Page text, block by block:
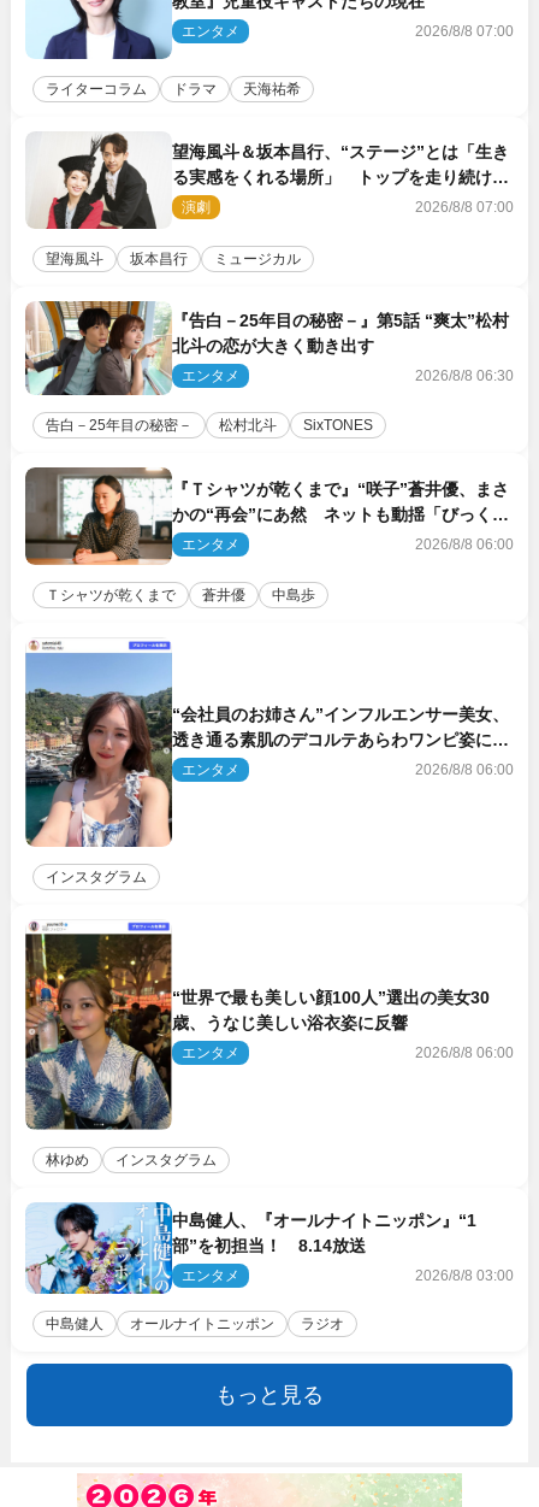
エンタメ 2026/8/8 07:00
ライターコラム ドラマ 天海祐希
望海風斗＆坂本昌行、“ステージ”とは「生き
る実感をくれる場所」 トップを走り続ける
原動力を語る
演劇 2026/8/8 07:00
望海風斗 坂本昌行 ミュージカル
『告白－25年目の秘密－』第5話 “爽太”松村
北斗の恋が大きく動き出す
エンタメ 2026/8/8 06:30
告白－25年目の秘密－ 松村北斗 SixTONES
『Ｔシャツが乾くまで』“咲子”蒼井優、まさ
かの“再会”にあ然 ネットも動揺「びっくり
した!!」「今さら?!」（ネタバレあり）
エンタメ 2026/8/8 06:00
Ｔシャツが乾くまで 蒼井優 中島歩
“会社員のお姉さん”インフルエンサー美女、
透き通る素肌のデコルテあらわワンピ姿に反
響エンタメ 2026/8/8 06:00
インスタグラム
“世界で最も美しい顔100人”選出の美女30
歳、うなじ美しい浴衣姿に反響
エンタメ 2026/8/8 06:00
林ゆめ インスタグラム
中島健人、『オールナイトニッポン』“1
部”を初担当！ 8.14放送
エンタメ 2026/8/8 03:00
中島健人 オールナイトニッポン ラジオ
もっと見る